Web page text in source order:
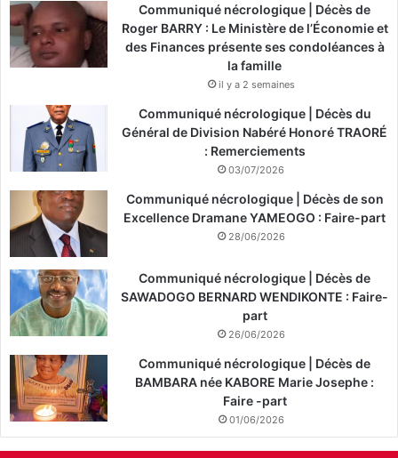
Communiqué nécrologique | Décès de
Roger BARRY : Le Ministère de l’Économie et
des Finances présente ses condoléances à
la famille
il y a 2 semaines
Communiqué nécrologique | Décès du
Général de Division Nabéré Honoré TRAORÉ
: Remerciements
03/07/2026
Communiqué nécrologique | Décès de son
Excellence Dramane YAMEOGO : Faire-part
28/06/2026
Communiqué nécrologique | Décès de
SAWADOGO BERNARD WENDIKONTE : Faire-
part
26/06/2026
Communiqué nécrologique | Décès de
BAMBARA née KABORE Marie Josephe :
Faire -part
01/06/2026